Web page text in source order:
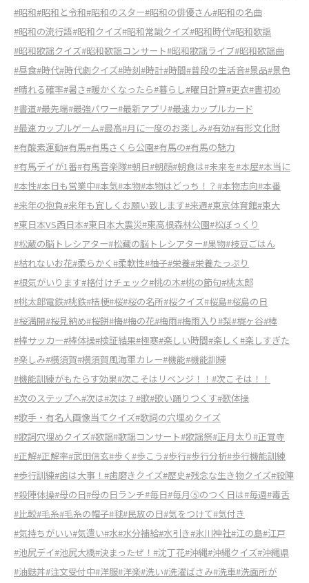
#昭和#昭和と令和#昭和のスター#昭和の俳優さん#昭和の名曲
#昭和の流行語#昭和クイズ#昭和常識クイズ#昭和時代#昭和歌謡
#昭和歌謡クイズ#昭和歌謡コンサート#昭和歌謡ライブ#昭和歌謡曲
#昼食#時代#時代劇クイズ#時刻#時計#時間#普段の生活音#景品#景色
#晴れる確率#暑さ#暖かくなったら#暮らし#曜日計算#更衣#書初め
#書道#最先端#最強パワー#最新アプリ#最速カップルカード
#最速カップルゲーム#最高#月に一度のお楽しみ#有効#有形文化財
#有酸素運動#有馬#有馬さくら公園#有馬の#有馬の魅力
#有馬デイが1番#有馬音楽隊#朝日#朝顔#朝食は#未来を#本屋#本当に
#本性#本日も営業中#本気#本物#本物はどっち！？ #本物志向#本番
#来年の抱負#来年も宜しくお願い致します#来週#東京体育館#東大
#東日本VS西日本#東日本大震災#東高根森林公園#松ぼっくり
#松蔵の脳トレシアター#松藏の脳トレシアター#果物#枝豆ごはん
#枯れないお花#柔らかく #柔軟性#柚子#栄養#栄養たっぷり
#根気がいります#格付けチェック#桃の木#桃の節句#桃太郎
#桃太郎電鉄#桃鉄#桔梗#桜#桜の名所#桜クイズ#桜島#桜島の日
#桜満開#桜見納め#桜餅#梅#梅の花#梅雨#梅雨入り#梨#梶ヶ谷#棒
#棒サッカー#棒体操#検証結果#極寒#楽しい時間#楽しく #楽しすぎた
#楽しみ#横須賀#横須賀風海軍カレー#機能#機能訓練
#機能訓練がもたらす効果#次こそはリベンジ！！ #次こそは！！
#次のステップへ#次は#次は？ #歌#歌い踊りつくす#歌体操
#歌手・有名人画像当てクイズ#歌詞の穴埋めクイズ
#歌詞穴埋めクイズ#歌謡#歌謡コンサート#歌謡祭#正月太り#正覚寺
#正解#正解率#武田信玄#歩く #歩こう#歩行#歩行分析#歩行機能訓練
#歩行訓練#歯は大事！ #歯磨きクイズ#歴史#残念な生き物クイズ#殺陣
#殺陣体操#母の日#母の日ランチ#毎日#毎月⑤のつく日は#毎週#毒舌
#比較#毛糸#毛糸の帽子#毬#民放の日#気をつけて#気付き
#気持ちがいい#気遣い#水#水分補給#水引き#氷川神社#江の島#江戸
#池尻デイ#池尻大橋#決まったぜ！ #沈丁花#沖縄#沖縄クイズ#沖縄県
#油麩丼#注文受付中#洋服#洋楽#洗い#洗濯ばさみ#洗車#洗面所が